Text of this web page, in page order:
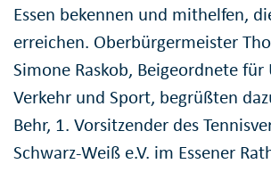
Essen bekennen und mithelfen,
erreichen. Oberbürgermeister
Simone Raskob, Beigeordnete
Verkehr und Sport, begrüßten
Behr, 1. Vorsitzender des
Schwarz-Weiß e.V. im Essener